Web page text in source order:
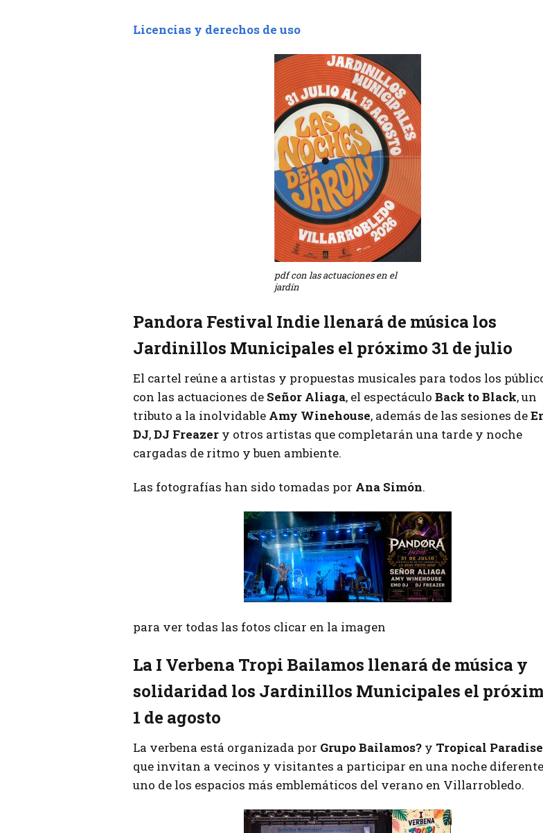
Licencias y derechos de uso
pdf con las actuaciones en el
jardín
Pandora Festival Indie llenará de música los
Jardinillos Municipales el próximo 31 de julio
El cartel reúne a artistas y propuestas musicales para todos los
con las actuaciones de Señor Aliaga, el espectáculo Back to Black, un
tributo a la inolvidable Amy Winehouse, además de las sesiones de
DJ,DJ Freazer y otros artistas que completarán una tarde y noche
cargadas de ritmo y buen ambiente.
Las fotografías han sido tomadas por Ana Simón.
para ver todas las fotos clicar en la imagen
La I Verbena Tropi Bailamos llenará de música y
solidaridad los Jardinillos Municipales el
1 de agosto
La verbena está organizada por Grupo Bailamos? y Tropical Paradise
que invitan a vecinos y visitantes a participar en una noche
uno de los espacios más emblemáticos del verano en Villarrobledo.